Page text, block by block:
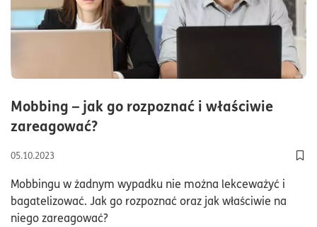
Mobbing – jak go rozpoznać i właściwie
zareagować?czas czytania7minuty
05.10.2023
Mobbingu w żadnym wypadku nie można lekceważyć i
bagatelizować. Jak go rozpoznać oraz jak właściwie na
niego zareagować?